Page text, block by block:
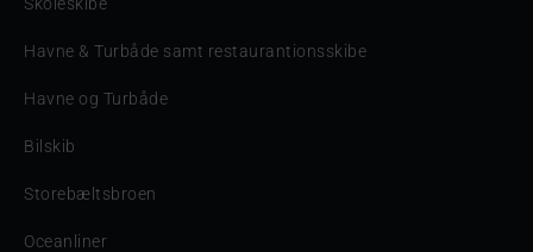
Havne & Turbåde samt restaurantionsskibe
Havne og Turbåde
Bilskib
Storebæltsbroen
Oceanliner